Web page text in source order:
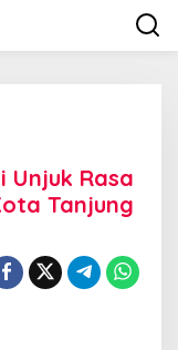
Unjuk Rasa
Tanjung